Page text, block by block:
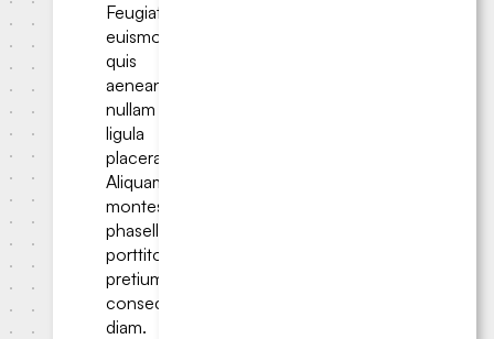
Feugiat
euismod
quis
aenean
nullam
ligula
placerat.
Aliquam
montes
phasellus
porttitor
pretium
consectetur
diam.